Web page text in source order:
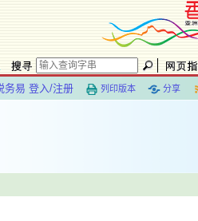
分享
列印版本
务易 登入/注册